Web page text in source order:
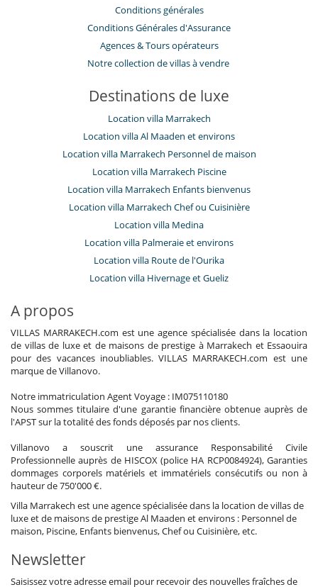
Conditions générales
Conditions Générales d'Assurance
​Agences & Tours opérateurs
Notre collection de villas à vendre
Destinations de luxe
Location villa Marrakech
Location villa Al Maaden et environs
Location villa Marrakech Personnel de maison
Location villa Marrakech Piscine
Location villa Marrakech Enfants bienvenus
Location villa Marrakech Chef ou Cuisinière
Location villa Medina
Location villa Palmeraie et environs
Location villa Route de l'Ourika
Location villa Hivernage et Gueliz
A propos
VILLAS MARRAKECH.com est une agence spécialisée dans la location
de villas de luxe et de maisons de prestige à Marrakech et Essaouira
pour des vacances inoubliables. VILLAS MARRAKECH.com est une
marque de Villanovo.
Notre immatriculation Agent Voyage : IM075110180
Nous sommes titulaire d'une garantie financière obtenue auprès de
l'APST sur la totalité des fonds déposés par nos clients.
Villanovo a souscrit une assurance Responsabilité Civile
Professionnelle auprès de HISCOX (police HA RCP0084924), Garanties
dommages corporels matériels et immatériels consécutifs ou non à
hauteur de 750'000 €.
Villa Marrakech est une agence spécialisée dans la location de villas de
luxe et de maisons de prestige Al Maaden et environs : Personnel de
maison, Piscine, Enfants bienvenus, Chef ou Cuisinière, etc.
Newsletter
Saisissez votre adresse email pour recevoir des nouvelles fraîches de